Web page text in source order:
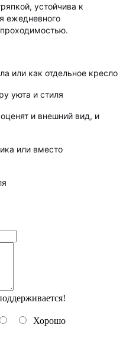
устойчива к
ежедневного
или как отдельное кресло
уюта и стиля
и внешний вид, и
или вместо
Хорошо